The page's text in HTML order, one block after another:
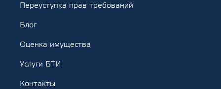
Переуступка прав требований
Блог
Оценка имущества
Услуги БТИ
Контакты